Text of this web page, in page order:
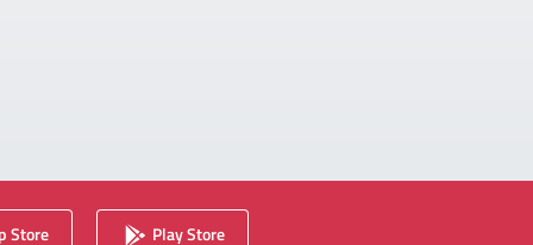
Store Play Store